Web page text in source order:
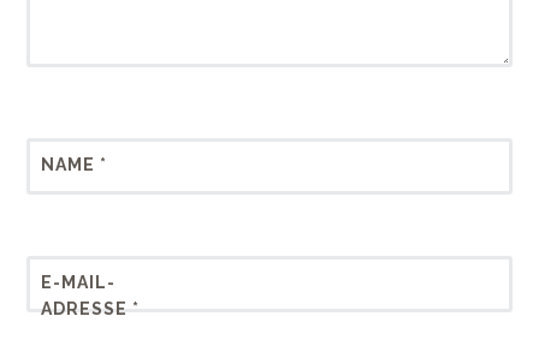
NAME *
E-MAIL-
ADRESSE *